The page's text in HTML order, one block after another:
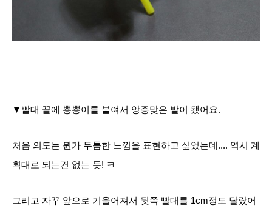
▼빨대 끝에 뿅뿅이를 붙여서 앙증맞은 발이 됐어요.
처음 의도는 뭔가 두툼한 느낌을 표현하고 싶었는데.... 역시 계
획대로 되는건 없는 듯! ㅋ
그리고 자꾸 앞으로 기울어져서 뒷쪽 빨대를 1cm정도 달랐어